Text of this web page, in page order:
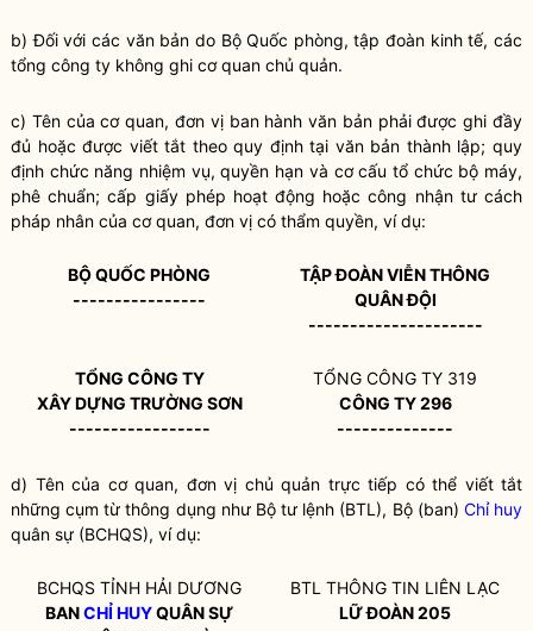
b) Đối với các văn bản do Bộ Quốc phòng, tập đoàn kinh tế, các
tổng công ty không ghi cơ quan chủ quản.
c) Tên của cơ quan, đơn vị ban hành văn bản phải được ghi đầy
đủ hoặc được viết tắt theo quy định tại văn bản thành lập; quy
định chức năng nhiệm vụ,quyền hạn và cơ cấu tổ chức bộ máy,
phê chuẩn; cấp giấy phép hoạt động hoặc công nhận tư cách
pháp nhân của cơ quan, đơn vị có thẩm quyền, ví dụ:
BỘ QUỐC PHÒNG
----------------
TẬP ĐOÀN VIỄN THÔNG
QUÂN ĐỘI
---------------------
TỔNG CÔNG TY
XÂY DỰNG TRƯỜNG SƠN
-----------------
TỔNG CÔNG TY 319
CÔNG TY 296
--------------
d) Tên của cơ quan, đơn vị chủ quản trực tiếp có thể viết tắt
những cụm từ thông dụng như Bộ tư lệnh (BTL), Bộ (ban) Chỉ huy
quân sự (BCHQS), ví dụ:
BCHQS TỈNH HẢI DƯƠNG
BANCHỈ HUYQUÂN SỰ
BTL THÔNG TIN LIÊN LẠC
LỮ ĐOÀN 205